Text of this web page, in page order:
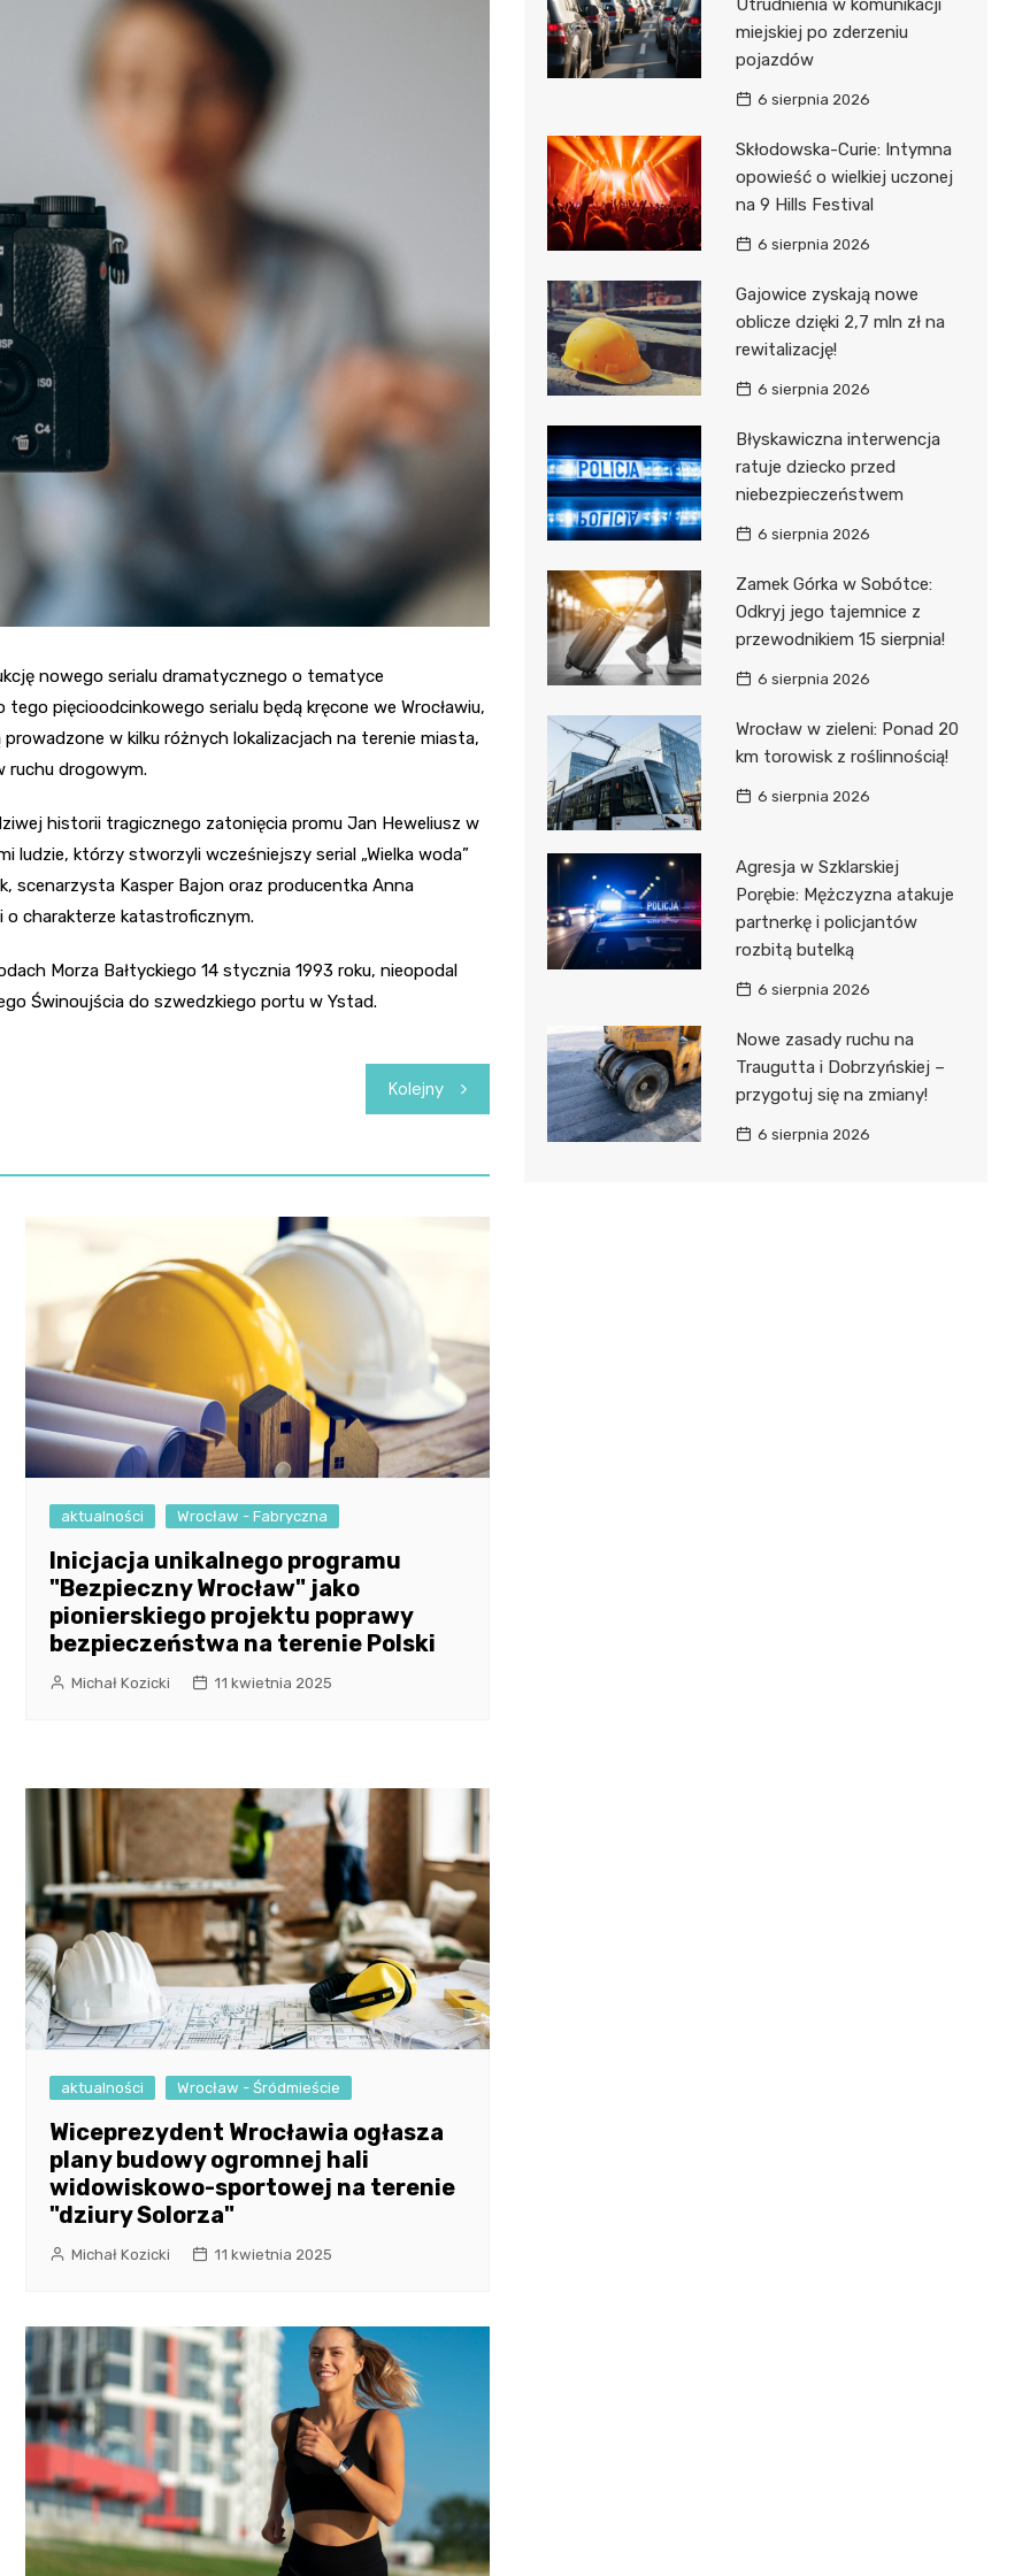
nowego serialu dramatycznego o tematyce
pięcioodcinkowego serialu będą kręcone we Wrocławiu,
w kilku różnych lokalizacjach na terenie miasta,
ruchu drogowym.
historii tragicznego zatonięcia promu Jan Heweliusz w
ludzie, którzy stworzyli wcześniejszy serial „Wielka woda”
scenarzysta Kasper Bajon oraz producentka Anna
o charakterze katastroficznym.
Morza Bałtyckiego 14 stycznia 1993 roku, nieopodal
Świnoujścia do szwedzkiego portu w Ystad.
Kolejny
aktualności Wrocław - Fabryczna
Inicjacja unikalnego programu
"Bezpieczny Wrocław" jako
pionierskiego projektu poprawy
bezpieczeństwa na terenie Polski
Michał Kozicki 11 kwietnia 2025
aktualności Wrocław - Śródmieście
Wiceprezydent Wrocławia ogłasza
plany budowy ogromnej hali
widowiskowo-sportowej na terenie
"dziury Solorza"
Michał Kozicki 11 kwietnia 2025
Utrudnienia w komunikacji
miejskiej po zderzeniu
pojazdów
6 sierpnia 2026
Skłodowska-Curie: Intymna
opowieść o wielkiej uczonej
na 9 Hills Festival
6 sierpnia 2026
Gajowice zyskają nowe
oblicze dzięki 2,7 mln zł na
rewitalizację!
6 sierpnia 2026
Błyskawiczna interwencja
ratuje dziecko przed
niebezpieczeństwem
6 sierpnia 2026
Zamek Górka w Sobótce:
Odkryj jego tajemnice z
przewodnikiem 15 sierpnia!
6 sierpnia 2026
Wrocław w zieleni: Ponad 20
km torowisk z roślinnością!
6 sierpnia 2026
Agresja w Szklarskiej
Porębie: Mężczyzna atakuje
partnerkę i policjantów
rozbitą butelką
6 sierpnia 2026
Nowe zasady ruchu na
Traugutta i Dobrzyńskiej –
przygotuj się na zmiany!
6 sierpnia 2026